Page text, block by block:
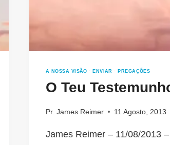
A NOSSA VISÃO · ENVIAR · PREGAÇÕES
O Teu
Pr. James Reimer 11 Agosto, 2013
James Reimer – 11/08/2013